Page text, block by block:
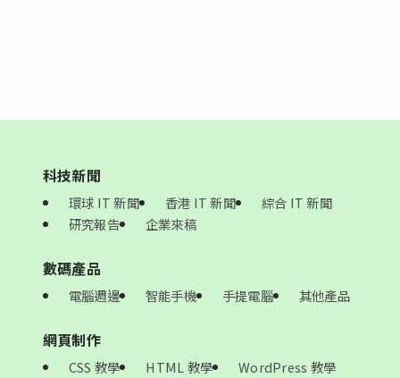
科技新聞
環球 IT 新聞 香港 IT 新聞
綜合 IT 新聞
研究報告
企業來稿
數碼產品
電腦週邊 智能手機 手提電腦 其他產品
網頁制作
CSS 教學 HTML 教學
WordPress 教學